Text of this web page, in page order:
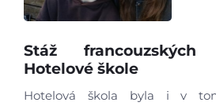
Stáž
Hotelové škole
Hotelová škola byla i v